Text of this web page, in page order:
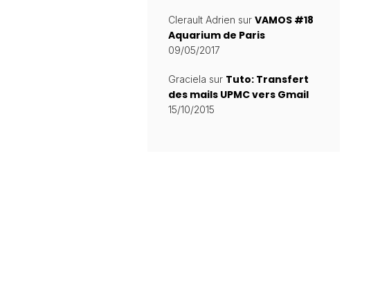
Clerault Adrien sur VAMOS #18
Aquarium de Paris
09/05/2017
Graciela sur Tuto: Transfert
des mails UPMC vers Gmail
15/10/2015